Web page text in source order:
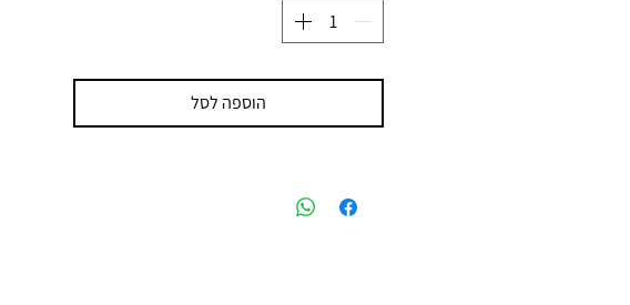
הוספה לסל